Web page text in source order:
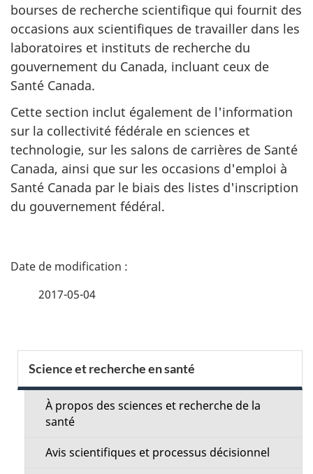
bourses de recherche scientifique qui fournit des
occasions aux scientifiques de travailler dans les
laboratoires et instituts de recherche du
gouvernement du Canada, incluant ceux de
Santé Canada.
Cette section inclut également de l'information
sur la collectivité fédérale en sciences et
technologie, sur les salons de carrières de Santé
Canada, ainsi que sur les occasions d'emploi à
Santé Canada par le biais des listes d'inscription
du gouvernement fédéral.
D
a
2017-05-04
e
Science et recherche en santé
À propos des sciences et recherche de la
santé
Avis scientifiques et processus décisionnel